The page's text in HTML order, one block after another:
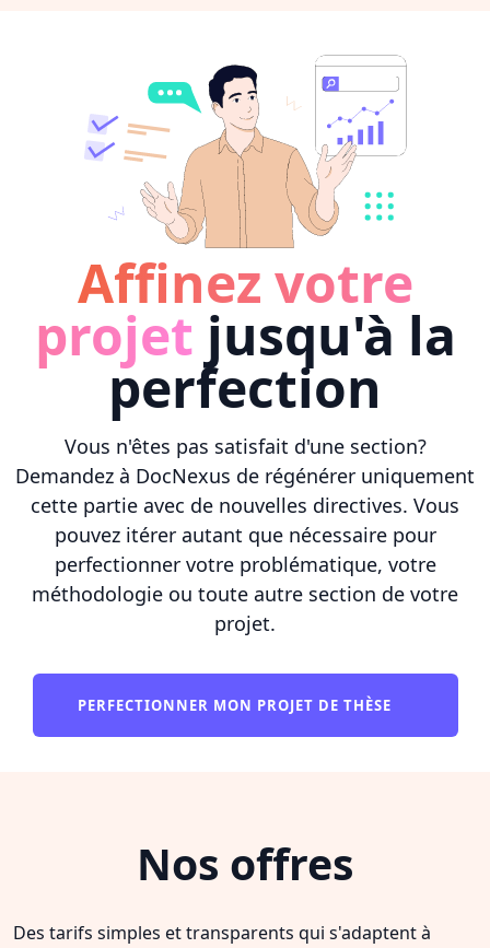
Affinez votre
projet jusqu'à la
perfection
Vous n'êtes pas satisfait d'une section?
Demandez à DocNexus de régénérer uniquement
cette partie avec de nouvelles directives. Vous
pouvez itérer autant que nécessaire pour
perfectionner votre problématique, votre
méthodologie ou toute autre section de votre
projet.
PERFECTIONNER MON PROJET DE THÈSE
Nos offres
Des tarifs simples et transparents qui s'adaptent à